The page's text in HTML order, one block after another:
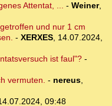
Attentat, ... - Weiner,
und nur 1 cm
- XERXES, 14.07.2024,
ist faul"?-
vermuten. - nereus,
09:48